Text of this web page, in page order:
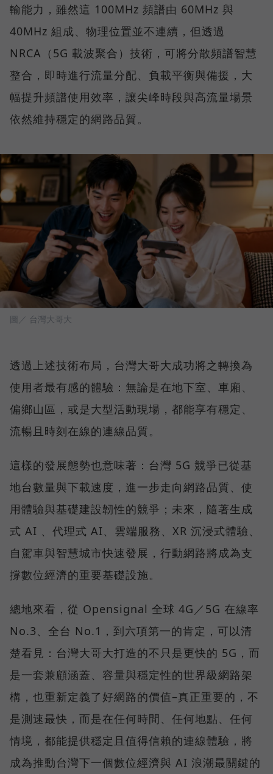
輸能力，雖然這 100MHz 頻譜由 60MHz 與
40MHz 組成、物理位置並不連續，但透過
NRCA（5G 載波聚合）技術，可將分散頻譜智慧
整合，即時進行流量分配、負載平衡與備援，大
幅提升頻譜使用效率，讓尖峰時段與高流量場景
依然維持穩定的網路品質。
圖／ 台灣大哥大
透過上述技術布局，台灣大哥大成功將之轉換為
使用者最有感的體驗：無論是在地下室、車廂、
偏鄉山區，或是大型活動現場，都能享有穩定、
流暢且時刻在線的連線品質。
這樣的發展態勢也意味著：台灣 5G 競爭已從基
地台數量與下載速度，進一步走向網路品質、使
用體驗與基礎建設韌性的競爭；未來，隨著生成
式 AI 、代理式 AI、雲端服務、XR 沉浸式體驗、
自駕車與智慧城市快速發展，行動網路將成為支
撐數位經濟的重要基礎設施。
總地來看，從 Opensignal 全球 4G／5G 在線率
No.3、全台 No.1，到六項第一的肯定，可以清
楚看見：台灣大哥大打造的不只是更快的 5G，而
是一套兼顧涵蓋、容量與穩定性的世界級網路架
構，也重新定義了好網路的價值–真正重要的，不
是測速最快，而是在任何時間、任何地點、任何
情境，都能提供穩定且值得信賴的連線體驗，將
成為推動台灣下一個數位經濟與 AI 浪潮最關鍵的